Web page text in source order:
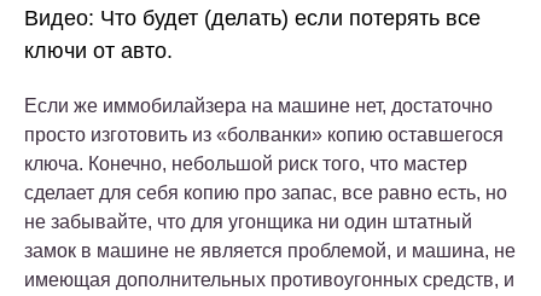
Видео: Что будет (делать) если потерять все
ключи от авто.
Если же иммобилайзера на машине нет, достаточно
просто изготовить из «болванки» копию оставшегося
ключа. Конечно, небольшой риск того, что мастер
сделает для себя копию про запас, все равно есть, но
не забывайте, что для угонщика ни один штатный
замок в машине не является проблемой, и машина, не
имеющая дополнительных противоугонных средств, и